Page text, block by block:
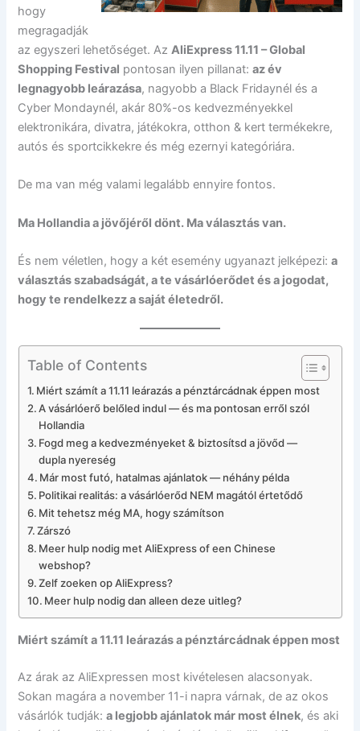
hogy
megragadják
az egyszeri lehetőséget. AzAliExpress 11.11 – Global
Shopping Festival pontosan ilyen pillanat:az év
legnagyobb leárazása, nagyobb a Black Fridaynél és a
Cyber Mondaynél, akár 80%-os kedvezményekkel
elektronikára, divatra, játékokra, otthon & kert termékekre,
autós és sportcikkekre és még ezernyi kategóriára.
De ma van még valami legalább ennyire fontos.
Ma Hollandia a jövőjéről dönt. Ma választás van.
És nem véletlen, hogy a két esemény ugyanazt jelképezi:a
választás szabadságát, a te vásárlóerődet és a jogodat,
hogy te rendelkezz a saját életedről.
Table of Contents
Miért számít a 11.11 leárazás a pénztárcádnak éppen most
A vásárlóerő belőled indul — és ma pontosan erről szól
Hollandia
Fogd meg a kedvezményeket & biztosítsd a jövőd —
dupla nyereség
Már most futó, hatalmas ajánlatok — néhány példa
Politikai realitás: a vásárlóerőd NEM magától értetődő
Mit tehetsz még MA, hogy számítson
Zárszó
Meer hulp nodig met AliExpress of een Chinese
webshop?
Zelf zoeken op AliExpress?
Meer hulp nodig dan alleen deze uitleg?
Miért számít a 11.11 leárazás a pénztárcádnak éppen most
Az árak az AliExpressen most kivételesen alacsonyak.
Sokan magára a november 11-i napra várnak, de az okos
vásárlók tudják:a legjobb ajánlatok már most élnek, és aki